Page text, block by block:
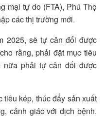
mại tự do (FTA), Phú Thọ
các thị trường mới.
2025, sẽ tự cân đối được
rằng, phải đặt mục tiêu
nữa phải tự cân đối được
kép, thúc đẩy sản xuất
cảnh giác với dịch bệnh.